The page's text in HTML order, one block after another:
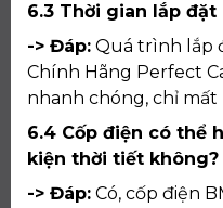
6.3 Thời gian lắp
-> Đáp: Quá trình lắp
Chính Hãng Perfect
nhanh chóng, chỉ mất
6.4 Cốp điện có thể
kiện thời tiết không?
-> Đáp: Có, cốp điện